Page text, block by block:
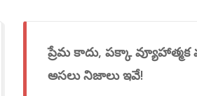
ప్రేమ కాదు, పక్కా
అసలు నిజాలు ఇవే!